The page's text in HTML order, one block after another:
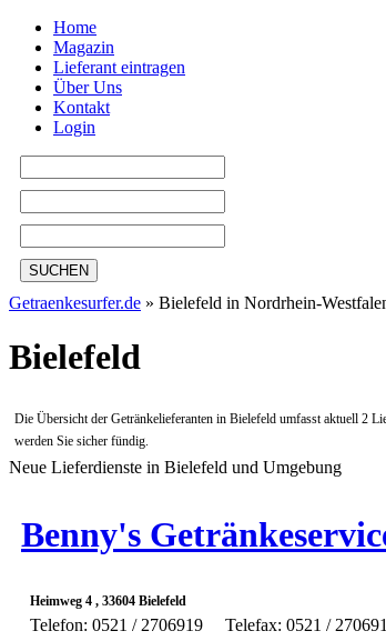
Home
Magazin
Lieferant eintragen
Über Uns
Kontakt
Login
SUCHEN
Getraenkesurfer.de » Bielefeld in Nordrhein-
Bielefeld
Die Übersicht der Getränkelieferanten in Bielefeld umfasst aktuell 2
werden Sie sicher fündig.
Neue Lieferdienste in Bielefeld und Umgebung
Benny's
Heimweg 4 , 33604 Bielefeld
Telefon: 0521 / 2706919
Telefax: 0521 /